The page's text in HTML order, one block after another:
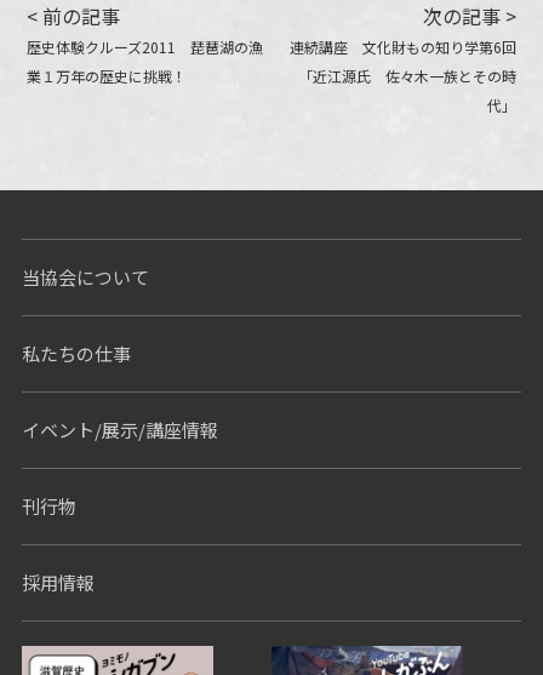
< 前の記事
歴史体験クルーズ2011 琵琶湖の漁
業１万年の歴史に挑戦！
次の記事 >
連続講座 文化財もの知り学第6回
「近江源氏 佐々木一族とその時
代」
当協会について
私たちの仕事
イベント/展示/講座情報
刊行物
採用情報